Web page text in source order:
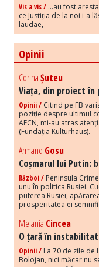
Vis a vis / ...au fost
ce Justiția de la noi i-a
laudae,
Opinii
CorinaȘuteu
Viața, din proiect în
Opinii / Citind pe FB
poziție despre ultimul
AFCN, mi-au atras
(Fundația Kulturhaus).
Armand Gosu
Coșmarul lui Putin:
Război / Peninsula
unu în politica Rusiei.
puterea Rusiei,
prosperitatea ei
Melania Cincea
O țară în
Opinii / La 70 de zile de
Bolojan, nici măcar nu